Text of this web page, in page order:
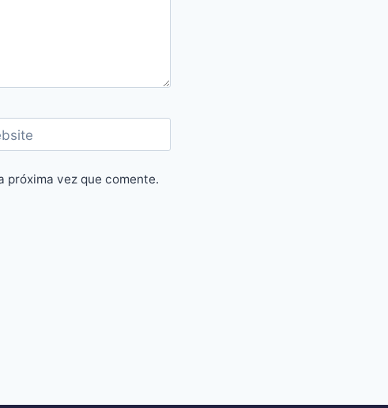
vez que comente.